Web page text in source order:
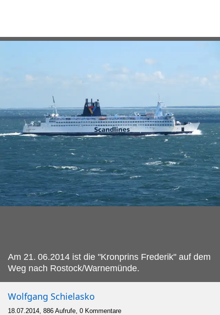
Am 21. 06.2014 ist die "Kronprins Frederik" auf dem
Weg nach Rostock/Warnemünde.
Wolfgang Schielasko
18.07.2014, 886 Aufrufe, 0 Kommentare